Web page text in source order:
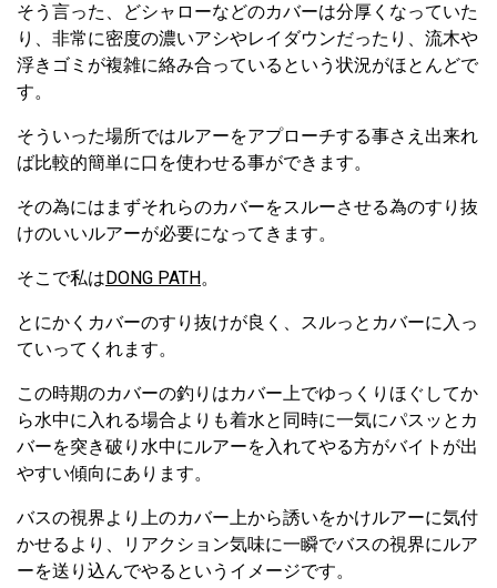
そう言った、どシャローなどのカバーは分厚くなっていた
り、非常に密度の濃いアシやレイダウンだったり、流木や
浮きゴミが複雑に絡み合っているという状況がほとんどで
す。
そういった場所ではルアーをアプローチする事さえ出来れ
ば比較的簡単に口を使わせる事ができます。
その為にはまずそれらのカバーをスルーさせる為のすり抜
けのいいルアーが必要になってきます。
そこで私はDONG PATH。
とにかくカバーのすり抜けが良く、スルっとカバーに入っ
ていってくれます。
この時期のカバーの釣りはカバー上でゆっくりほぐしてか
ら水中に入れる場合よりも着水と同時に一気にパスッとカ
バーを突き破り水中にルアーを入れてやる方がバイトが出
やすい傾向にあります。
バスの視界より上のカバー上から誘いをかけルアーに気付
かせるより、リアクション気味に一瞬でバスの視界にルア
ーを送り込んでやるというイメージです。